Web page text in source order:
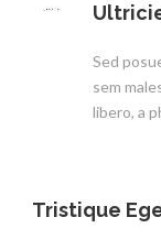
Sed
sem
libero, a
Tristique